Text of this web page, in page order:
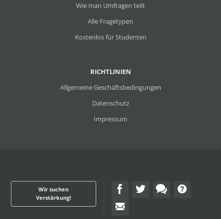
RICHTLINIEN
Allgemeine Geschäftsbedingungen
Datenschutz
Impressum
Wie man Umfragen teilt
Alle Fragetypen
Kostenlos für Studenten
Wir suchen
Verstärkung!